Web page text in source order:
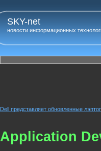
SKY-net
новости информационных
Dell представляет обновленные
Application